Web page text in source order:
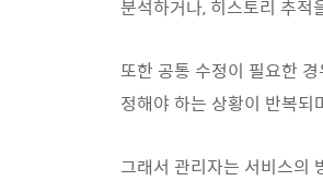
분석하거나, 히스토리 추적
또한 공통 수정이 필요한
정해야하는 상황이 반복되
그래서 관리자는 서비스의